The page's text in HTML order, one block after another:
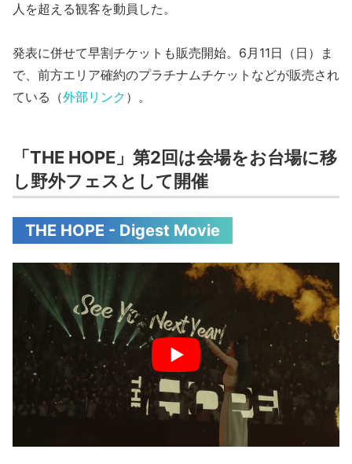
人を超える観客を動員した。
発表に併せて早割チケットも販売開始。6月11日（日）ま
で、前方エリア確約のプラチナムチケットなどが販売され
ている（外部リンク ）。
「THE HOPE」第2回は会場をお台場に移
し野外フェスとして開催
THE HOPE - Digest Movie